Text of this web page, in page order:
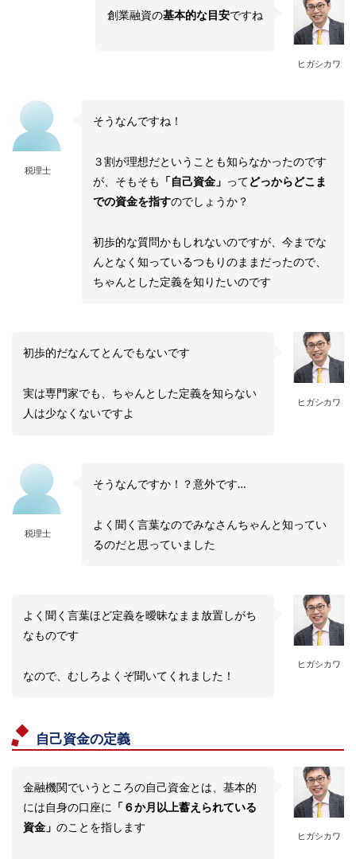
ヒガシカワ
創業融資の基本的な目安ですね
税理士
そうなんですね！
３割が理想だということも知らなかったのです
が、そもそも
「自己資金」 って どっからどこま
での資金を指すのでしょうか？
初歩的な質問かもしれないのですが、今までな
んとなく知っているつもりのままだったので、
ちゃんとした定義を知りたいのです
ヒガシカワ
初歩的だなんてとんでもないです
実は専門家でも、ちゃんとした定義を知らない
人は少なくないですよ
税理士
そうなんですか！？意外です…
よく聞く言葉なのでみなさんちゃんと知ってい
るのだと思っていました
ヒガシカワ
よく聞く言葉ほど定義を曖昧なまま放置しがち
なものです
なので、むしろよくぞ聞いてくれました！
自己資金の定義
ヒガシカワ
金融機関でいうところの自己資金とは、基本的
には自身の口座に
「６か月以上蓄えられている
資金」のことを指します